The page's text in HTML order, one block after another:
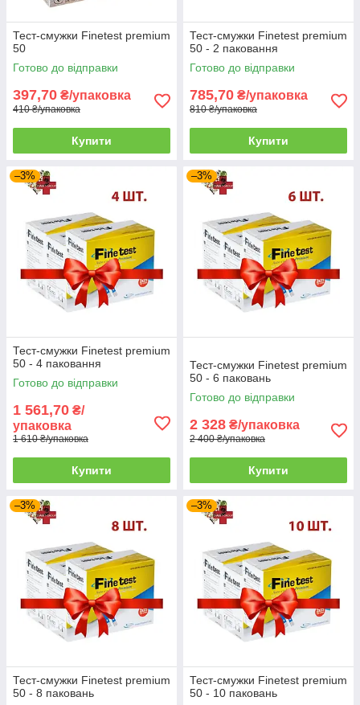
Тест-смужки Finetest premium
50
Готово до відправки
397,70 ₴/упаковка
410 ₴/упаковка
Купити
Тест-смужки Finetest premium
50 - 2 паковання
Готово до відправки
785,70 ₴/упаковка
810 ₴/упаковка
Купити
–3%
Тест-смужки Finetest premium
50 - 4 паковання
Готово до відправки
1 561,70 ₴/
упаковка
1 610 ₴/упаковка
Купити
–3%
Тест-смужки Finetest premium
50 - 6 паковань
Готово до відправки
2 328 ₴/упаковка
2 400 ₴/упаковка
Купити
–3%
Тест-смужки Finetest premium
50 - 8 паковань
–3%
Тест-смужки Finetest premium
50 - 10 паковань